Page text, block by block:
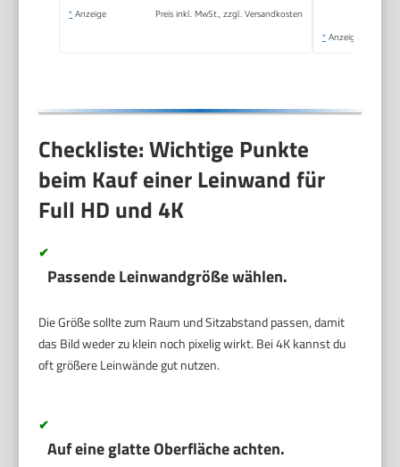
* Anzeige Preis inkl. MwSt., zzgl. Versandkosten
* Anzeige
Checkliste: Wichtige Punkte
beim Kauf einer Leinwand für
Full HD und 4K
✔
Passende Leinwandgröße wählen.
Die Größe sollte zum Raum und Sitzabstand passen, damit
das Bild weder zu klein noch pixelig wirkt. Bei 4K kannst du
oft größere Leinwände gut nutzen.
✔
Auf eine glatte Oberfläche achten.